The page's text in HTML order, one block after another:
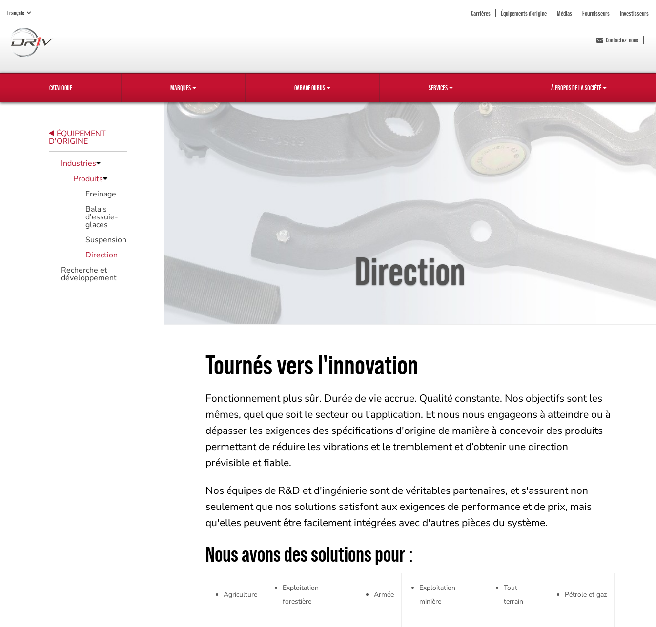
Français Carrières Équipements d'origine Médias Fournisseurs Investisseurs
Contactez-nous
CATALOGUE MARQUES GARAGE GURUS SERVICES À PROPOS DE LA SOCIÉTÉ
ÉQUIPEMENT
D'ORIGINE
Industries
Produits
Freinage
Balais
d'essuie-
glaces
Suspension
Direction
Recherche et
développement Direction
Tournés vers l'innovation
Fonctionnement plus sûr. Durée de vie accrue. Qualité constante. Nos objectifs sont les
mêmes, quel que soit le secteur ou l'application. Et nous nous engageons à atteindre ou à
dépasser les exigences des spécifications d'origine de manière à concevoir des produits
permettant de réduire les vibrations et le tremblement et d’obtenir une direction
prévisible et fiable.
Nos équipes de R&D et d'ingénierie sont de véritables partenaires, et s'assurent non
seulement que nos solutions satisfont aux exigences de performance et de prix, mais
qu'elles peuvent être facilement intégrées avec d'autres pièces du système.
Nous avons des solutions pour :
Agriculture
Exploitation
forestière
Armée
Exploitation
minière
Tout-
terrain
Pétrole et gaz